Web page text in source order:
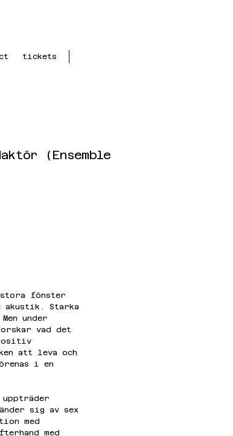
tickets
(Ensemble
stora fönster
akustik. Starka
under
vad det
att leva och
i en
uppträder
sig av sex
med
med